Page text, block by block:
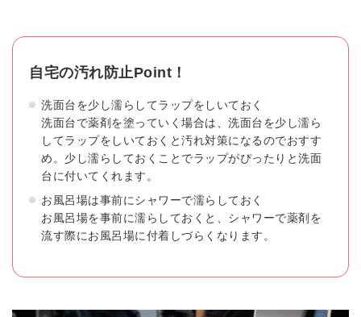
自宅の汚れ防止Point！
洗面台を少し濡らしてラップをしいておく
洗面台で薬剤を塗っていく場合は、洗面台を少し濡ら
してラップをしいておくと汚れ対策になるのでおすす
め。少し濡らしておくことでラップがぴったりと洗面
台に付いてくれます。
お風呂場は事前にシャワーで濡らしておく
お風呂場を事前に濡らしておくと、シャワーで薬剤を
流す際にお風呂場に付着しづらくなります。